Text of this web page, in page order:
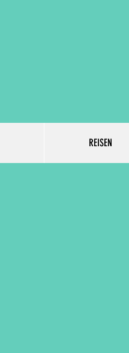
REISEN